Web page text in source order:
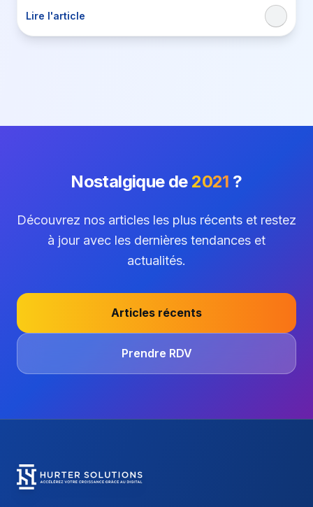
Lire l'article
Nostalgique de 2021 ?
Découvrez nos articles les plus récents et restez
à jour avec les dernières tendances et
actualités.
Articles récents
Prendre RDV